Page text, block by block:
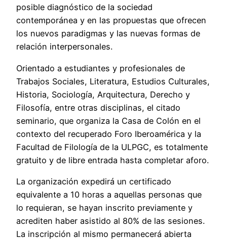
posible diagnóstico de la sociedad
contemporánea y en las propuestas que ofrecen
los nuevos paradigmas y las nuevas formas de
relación interpersonales.
Orientado a estudiantes y profesionales de
Trabajos Sociales, Literatura, Estudios Culturales,
Historia, Sociología, Arquitectura, Derecho y
Filosofía, entre otras disciplinas, el citado
seminario, que organiza la Casa de Colón en el
contexto del recuperado Foro Iberoamérica y la
Facultad de Filología de la ULPGC, es totalmente
gratuito y de libre entrada hasta completar aforo.
La organización expedirá un certificado
equivalente a 10 horas a aquellas personas que
lo requieran, se hayan inscrito previamente y
acrediten haber asistido al 80% de las sesiones.
La inscripción al mismo permanecerá abierta